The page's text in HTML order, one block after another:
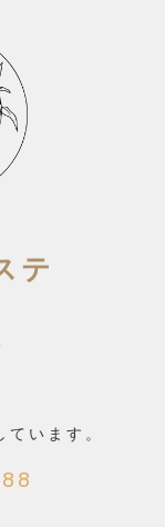
テ
います。